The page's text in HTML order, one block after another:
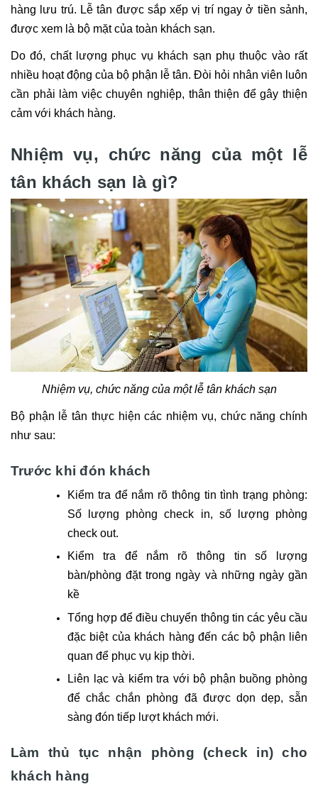
hàng lưu trú. Lễ tân được sắp xếp vị trí ngay ở tiền sảnh,
được xem là bộ mặt của toàn khách sạn.
Do đó, chất lượng phục vụ khách sạn phụ thuộc vào rất
nhiều hoạt động của bộ phận lễ tân. Đòi hỏi nhân viên luôn
cần phải làm việc chuyên nghiệp, thân thiện để gây thiện
cảm với khách hàng.
Nhiệm vụ, chức năng của một lễ
tân khách sạn là gì?
Nhiệm vụ, chức năng của một lễ tân khách sạn
Bộ phận lễ tân thực hiện các nhiệm vụ, chức năng chính
như sau:
Trước khi đón khách
Kiểm tra để nắm rõ thông tin tình trạng phòng:
Số lượng phòngcheck in, số lượng phòng
check out.
Kiểm tra để nắm rõ thông tin số lượng
bàn/phòng đặt trong ngày và những ngày gần
kề
Tổng hợp để điều chuyển thông tin các yêu cầu
đặc biệt của khách hàng đến các bộ phận liên
quan để phục vụ kịp thời.
Liên lạc và kiểm tra với bộ phận buồng phòng
để chắc chắn phòng đã được dọn dẹp, sẵn
sàng đón tiếp lượt khách mới.
Làm thủ tục nhận phòng (check in) cho
khách hàng